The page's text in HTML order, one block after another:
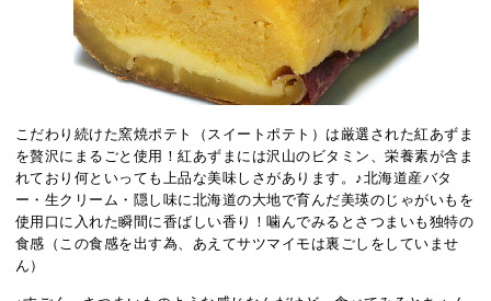
こだわり続けた窯焼ポテト（スイートポテト）は厳選された紅あずま
を贅沢にまるごと使用！紅あずまには沢山のビタミン、栄養素が含ま
れており何といっても上品な美味しさがあります。♪北海道産バタ
ー・生クリーム・隠し味に北海道の大地で育んだ美瑛のじゃがいもを
使用口に入れた瞬間に香ばしい香り！噛んでみるとさつまいも独特の
食感（この食感を出す為、あえてサツマイモは裏ごしをしていませ
ん）